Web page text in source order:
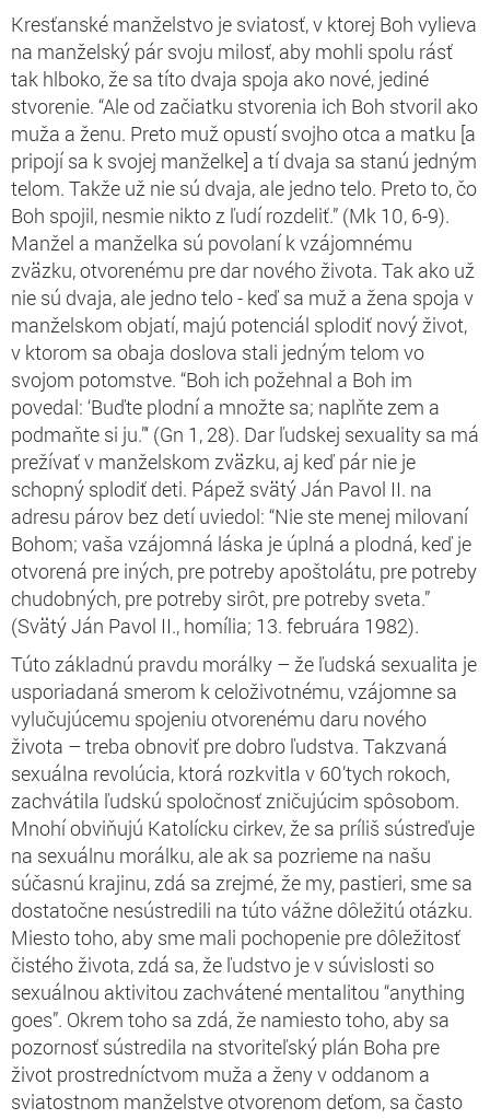
Kresťanské manželstvo je sviatosť, v ktorej Boh vylieva
na manželský pár svoju milosť, aby mohli spolu rásť
tak hlboko, že sa títo dvaja spoja ako nové, jediné
stvorenie. “Aleod začiatku stvorenia ich Boh stvoril ako
muža a ženu. Preto muž opustí svojho otca a matku [a
pripojí sa k svojej manželke] a tí dvaja sa stanú jedným
telom. Takže už nie sú dvaja, ale jedno telo. Preto to, čo
Boh spojil, nesmie nikto z ľudí rozdeliť.” (Mk 10, 6-9).
Manžel a manželka sú povolaní k vzájomnému
zväzku, otvorenému pre dar nového života. Tak ako už
nie sú dvaja, ale jedno telo - keď sa muž a žena spoja v
manželskom objatí, majú potenciál splodiť nový život,
v ktorom sa obaja doslova stali jedným telom vo
svojom potomstve. “Boh ich požehnal a Boh im
povedal: ‘Buďte plodní a množte sa; naplňte zem a
podmaňte si ju.”‘ (Gn 1, 28). Dar ľudskej sexuality sa má
prežívať v manželskom zväzku, aj keď pár nie je
schopný splodiť deti. Pápež svätý Ján Pavol II. na
adresu párov bez detí uviedol: “Nie ste menej milovaní
Bohom; vaša vzájomná láska je úplná a plodná, keď je
otvorená pre iných, pre potreby apoštolátu, pre potreby
chudobných, pre potreby sirôt, pre potreby sveta.”
(Svätý Ján Pavol II., homília; 13. februára 1982).
Túto základnú pravdu morálky – že ľudská sexualita je
usporiadaná smerom k celoživotnému, vzájomne sa
vylučujúcemu spojeniu otvorenému daru nového
života – treba obnoviť pre dobro ľudstva. Takzvaná
sexuálna revolúcia, ktorá rozkvitla v 60’tych rokoch,
zachvátila ľudskú spoločnosť zničujúcim spôsobom.
Mnohí obviňujú Katolícku cirkev, že sa príliš sústreďuje
na sexuálnu morálku, ale ak sa pozrieme na našu
súčasnú krajinu, zdá sa zrejmé, že my, pastieri, sme sa
dostatočne nesústredili na túto vážne dôležitú otázku.
Miesto toho, aby sme mali pochopenie pre dôležitosť
čistého života, zdá sa, že ľudstvo je v súvislosti so
sexuálnou aktivitou zachvátené mentalitou “anything
goes”. Okrem toho sa zdá, že namiesto toho, aby sa
pozornosť sústredila na stvoriteľský plán Boha pre
život prostredníctvom muža a ženy v oddanom a
sviatostnom manželstve otvorenom deťom, sa často